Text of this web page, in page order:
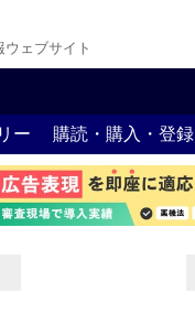
ェブサイト
ー 購読・購入・登録